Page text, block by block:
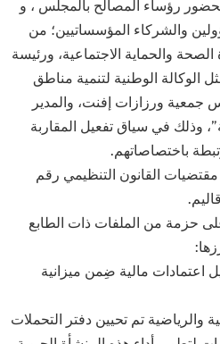
رؤساء المصالح بالمجلس ، و
والشركاء المؤسساتيين؛ من
الصحة والحماية الاجتماعية، ورئيسة
الوكالة الوطنية لتنمية مناطق
جمعية ورزازات إفنت، والمدير
وذلك في سياق تفعيل المقاربة
باختصاصاتهم.
القانون التنظيمي رقم
حزمة من الملفات ذات الطابع
اعتمادات مالية ضِمن ميزانية
والرياضية تم تحيين دفتر التحملات